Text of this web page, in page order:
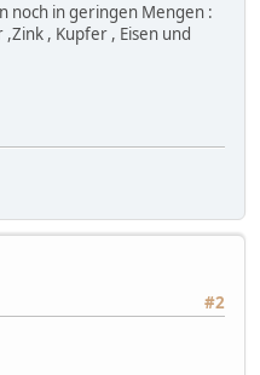
noch in geringen Mengen :
,Zink , Kupfer , Eisen und
#2